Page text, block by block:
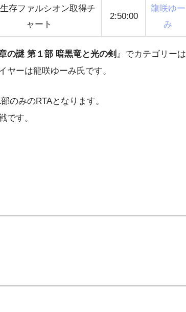
存ファルシオン取得チ
ャート
2:50:00
龍咲ゆー
み
謎 第１部 暗黒竜と光の剣 』でカテゴリーは
ヤーは龍咲ゆーみ氏です。
のみのRTAとなります。
です。